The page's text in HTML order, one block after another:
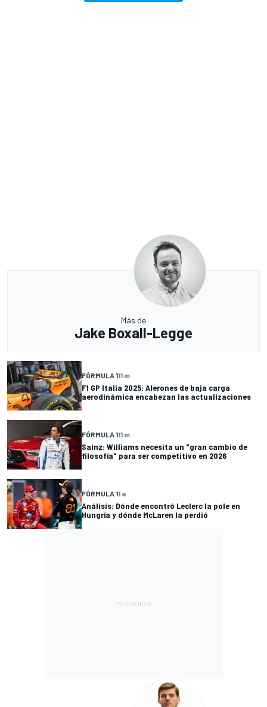
Más de
Jake Boxall-Legge
FÓRMULA 111 m
F1 GP Italia 2025: Alerones de baja carga
aerodinámica encabezan las actualizaciones
FÓRMULA 111 m
Sainz: Williams necesita un "gran cambio de
filosofía" para ser competitivo en 2026
FÓRMULA 11 a
Análisis: Dónde encontró Leclerc la pole en
Hungría y dónde McLaren la perdió